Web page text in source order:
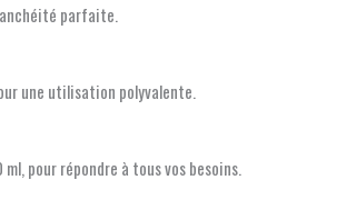
parfaite.
une utilisation polyvalente.
pour répondre à tous vos besoins.